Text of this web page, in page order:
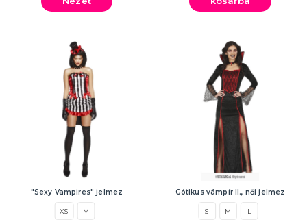
"Sexy Vampires" jelmez
XS M
Gótikus vámpír II., női jelmez
S M L